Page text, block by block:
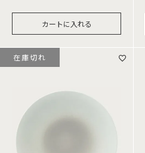
カートに入れる
在庫切れ